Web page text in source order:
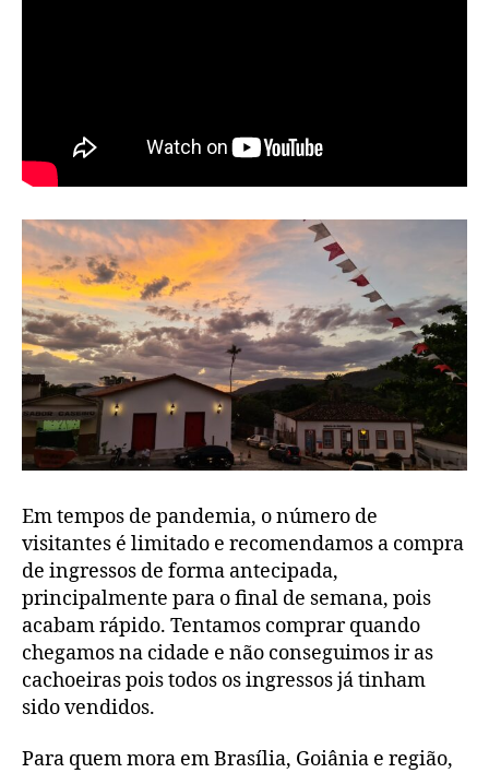
Em tempos de pandemia, o número de
visitantes é limitado e recomendamos a compra
de ingressos de forma antecipada,
principalmente para o final de semana, pois
acabam rápido. Tentamos comprar quando
chegamos na cidade e não conseguimos ir as
cachoeiras pois todos os ingressos já tinham
sido vendidos.
Para quem mora em Brasília, Goiânia e região,